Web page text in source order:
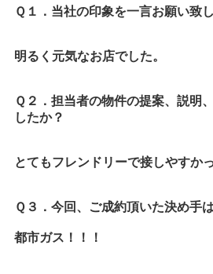
Ｑ１．当社の印象を一言お願い致し
明るく元気なお店でした。
Ｑ２．担当者の物件の提案、説明
したか？
とてもフレンドリーで接しやすか
Ｑ３．今回、ご成約頂いた決め手
都市ガス！！！